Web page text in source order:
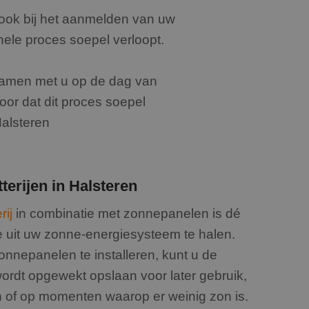
bij het aanmelden van uw
proces soepel verloopt.
met u op de dag van
dat dit proces soepel
in Halsteren
in combinatie met zonnepanelen is dé
uit uw zonne-energiesysteem te halen.
te installeren, kunt u de
opgewekt opslaan voor later gebruik,
op momenten waarop er weinig zon is.
met het oog
Script.com-
Analytics - wat
nummer
van de site.
de sessiestatus
die de
bezocht.
uit over hoe
die de